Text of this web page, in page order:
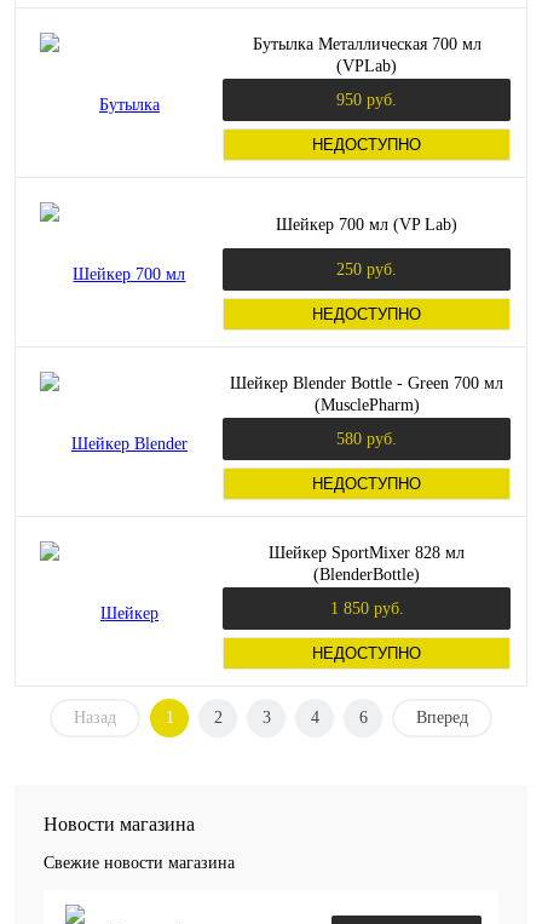
Бутылка Металлическая 700 мл
(VPLab)
950 руб.
НЕДОСТУПНО
Шейкер 700 мл (VP Lab)
250 руб.
НЕДОСТУПНО
Шейкер Blender Bottle - Green 700 мл
(MusclePharm)
580 руб.
НЕДОСТУПНО
Шейкер SportMixer 828 мл
(BlenderBottle)
1 850 руб.
НЕДОСТУПНО
Назад 1 2 3 4 6 Вперед
Новости магазина
Свежие новости магазина